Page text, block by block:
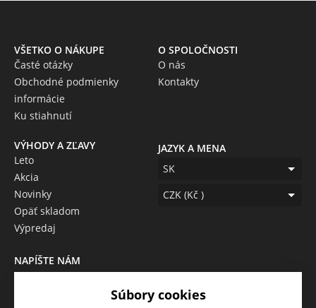
VŠETKO O NÁKUPE
Časté otázky
Obchodné podmienky
informácie
Ku stiahnutí
O SPOLOČNOSTI
O nás
Kontakty
VÝHODY A ZĽAVY
Leto
Akcia
Novinky
Opäť skladom
Výpredaj
JAZYK A MENA
SK
CZK (Kč )
NAPÍŠTE NÁM
našich produktoch alebo e-Súbory cookies